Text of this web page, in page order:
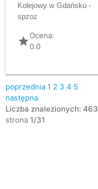
Kolejowy w Gdańsku -
spzoz
gradeOcena:
0.0
poprzednia 1 2 3 4 5
następna
Liczba znalezionych: 463
strona 1/31